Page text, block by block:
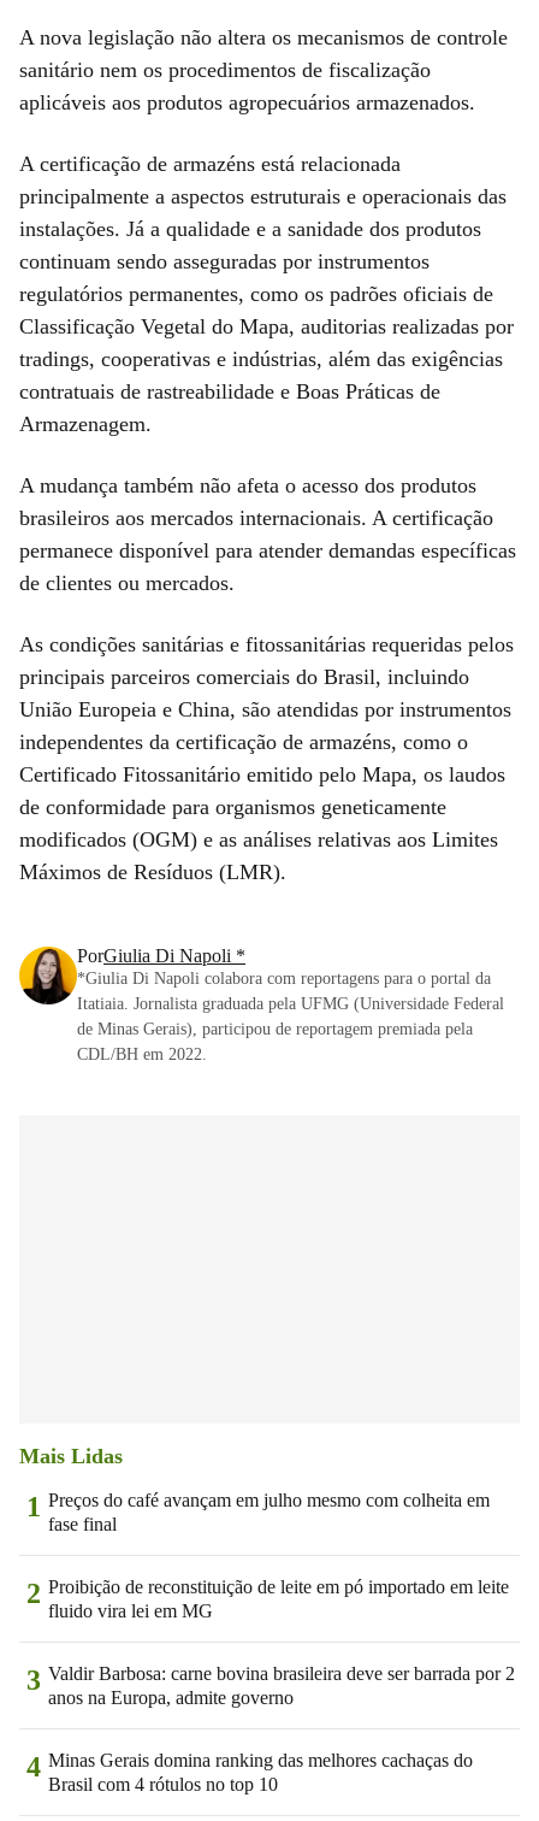
A nova legislação não altera os mecanismos de controle
sanitário nem os procedimentos de fiscalização
aplicáveis aos produtos agropecuários armazenados.
A certificação de armazéns está relacionada
principalmente a aspectos estruturais e operacionais das
instalações. Já a qualidade e a sanidade dos produtos
continuam sendo asseguradas por instrumentos
regulatórios permanentes, como os padrões oficiais de
Classificação Vegetal do Mapa, auditorias realizadas por
tradings, cooperativas e indústrias, além das exigências
contratuais de rastreabilidade e Boas Práticas de
Armazenagem.
A mudança também não afeta o acesso dos produtos
brasileiros aos mercados internacionais. A certificação
permanece disponível para atender demandas específicas
de clientes ou mercados.
As condições sanitárias e fitossanitárias requeridas pelos
principais parceiros comerciais do Brasil, incluindo
União Europeia e China, são atendidas por instrumentos
independentes da certificação de armazéns, como o
Certificado Fitossanitário emitido pelo Mapa, os laudos
de conformidade para organismos geneticamente
modificados (OGM) e as análises relativas aos Limites
Máximos de Resíduos (LMR).
PorGiulia Di Napoli *
*Giulia Di Napoli colabora com reportagens para o portal da
Itatiaia. Jornalista graduada pela UFMG (Universidade Federal
de Minas Gerais), participou de reportagem premiada pela
CDL/BH em 2022.
Mais Lidas
1 Preços do café avançam em julho mesmo com colheita em
fase final
2 Proibição de reconstituição de leite em pó importado em leite
fluido vira lei em MG
3 Valdir Barbosa: carne bovina brasileira deve ser barrada por 2
anos na Europa, admite governo
4 Minas Gerais domina ranking das melhores cachaças do
Brasil com 4 rótulos no top 10